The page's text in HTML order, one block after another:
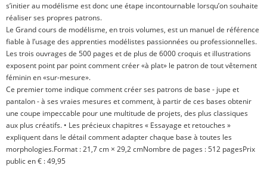
s’initier au modélisme est donc une étape incontournable lorsqu’on souhaite
réaliser ses propres patrons.
Le Grand cours de modélisme, en trois volumes, est un manuel de référence
fiable à l’usage des apprenties modélistes passionnées ou professionnelles.
Les trois ouvrages de 500 pages et de plus de 6000 croquis et illustrations
exposent point par point comment créer «à plat» le patron de tout vêtement
féminin en «sur-mesure».
Ce premier tome indique comment créer ses patrons de base - jupe et
pantalon - à ses vraies mesures et comment, à partir de ces bases obtenir
une coupe impeccable pour une multitude de projets, des plus classiques
aux plus créatifs. • Les précieux chapitres « Essayage et retouches »
expliquent dans le détail comment adapter chaque base à toutes les
morphologies.Format : 21,7 cm × 29,2 cmNombre de pages : 512 pagesPrix
public en € : 49,95